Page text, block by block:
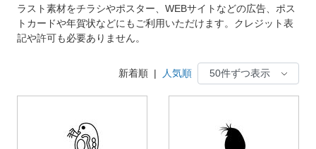
ラスト素材をチラシやポスター、WEBサイトなどの広告、ポス
トカードや年賀状などにもご利用いただけます。クレジット表
記や許可も必要ありません。
新着順 | 人気順